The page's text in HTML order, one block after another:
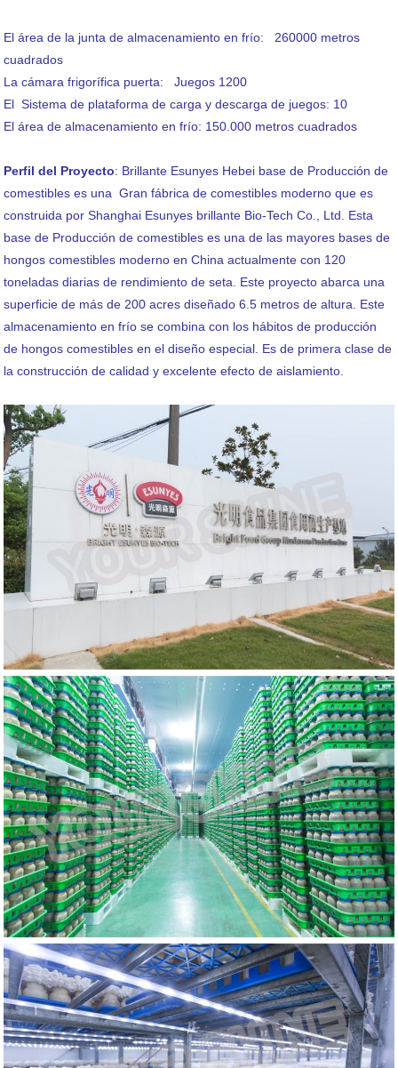
El área de la junta de almacenamiento en frío: 260000 metros
cuadrados
La cámara frigorífica puerta: Juegos 1200
El Sistema de plataforma de carga y descarga de juegos: 10
El área de almacenamiento en frío: 150.000 metros cuadrados
Perfil del Proyecto: Brillante Esunyes Hebei base de Producción de
comestibles es una Gran fábrica de comestibles moderno que es
construida por Shanghai Esunyes brillante Bio-Tech Co., Ltd. Esta
base de Producción de comestibles es una de las mayores bases de
hongos comestibles moderno en China actualmente con 120
toneladas diarias de rendimiento de seta. Este proyecto abarca una
superficie de más de 200 acres diseñado 6.5 metros de altura. Este
almacenamiento en frío se combina con los hábitos de producción
de hongos comestibles en el diseño especial. Es de primera clase de
la construcción de calidad y excelente efecto de aislamiento.